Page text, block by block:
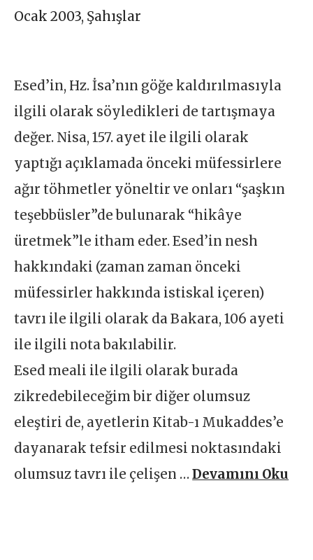
Ocak 2003, Şahışlar
Esed’in, Hz. İsa’nın göğe kaldırılmasıyla
ilgili olarak söyledikleri de tartışmaya
değer. Nisa, 157. ayet ile ilgili olarak
yaptığı açıklamada önceki müfessirlere
ağır töhmetler yöneltir ve onları “şaşkın
teşebbüsler”de bulunarak “hikâye
üretmek”le itham eder. Esed’in nesh
hakkındaki (zaman zaman önceki
müfessirler hakkında istiskal içeren)
tavrı ile ilgili olarak da Bakara, 106 ayeti
ile ilgili nota bakılabilir.
Esed meali ile ilgili olarak burada
zikredebileceğim bir diğer olumsuz
eleştiri de, ayetlerin Kitab-ı Mukaddes’e
dayanarak tefsir edilmesi noktasındaki
olumsuz tavrı ile çelişen …Devamını Oku